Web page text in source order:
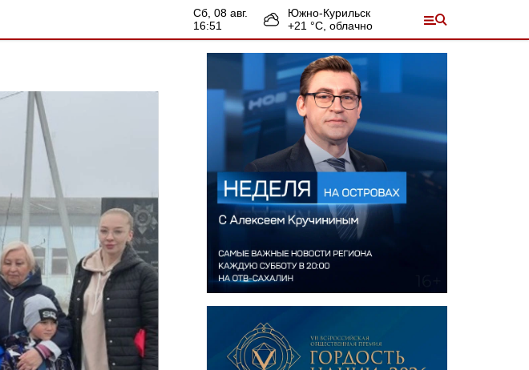
сб, 08 авг.
16:51
Южно-Курильск
+21 °С, облачно